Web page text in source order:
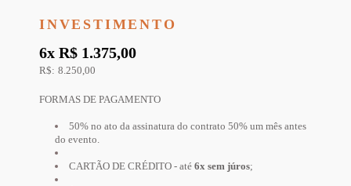
INVESTIMENTO
6x R$ 1.375,00
R$: 8.250,00
FORMAS DE PAGAMENTO
50% no ato da assinatura do contrato 50% um mês antes
do evento.
CARTÃO DE CRÉDITO - até 6x sem júros;